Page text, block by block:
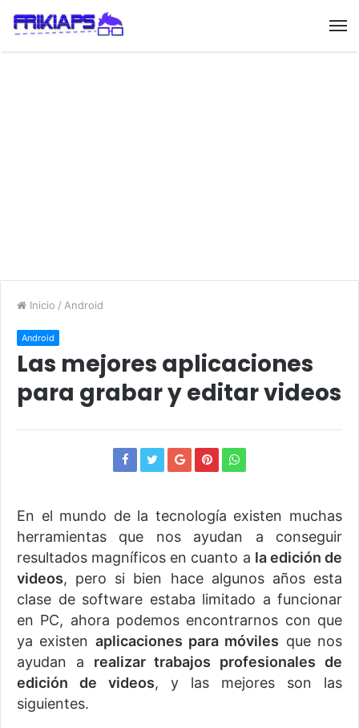
Inicio / Android
Android
Las mejores aplicaciones
para grabar y editar videos
En el mundo de la tecnología existen muchas
herramientas que nos ayudan a conseguir
resultados magníficos en cuanto a la edición de
videos, pero si bien hace algunos años esta
clase de software estaba limitado a funcionar
en PC, ahora podemos encontrarnos con que
ya existen aplicaciones para móviles que nos
ayudan a realizar trabajos profesionales de
edición de videos, y las mejores son las
siguientes.